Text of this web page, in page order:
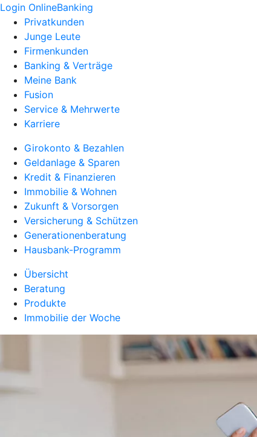
Login OnlineBanking
Privatkunden
Junge Leute
Firmenkunden
Banking & Verträge
Meine Bank
Fusion
Service & Mehrwerte
Karriere
Girokonto & Bezahlen
Geldanlage & Sparen
Kredit & Finanzieren
Immobilie & Wohnen
Zukunft & Vorsorgen
Versicherung & Schützen
Generationenberatung
Hausbank-Programm
Übersicht
Beratung
Produkte
Immobilie der Woche